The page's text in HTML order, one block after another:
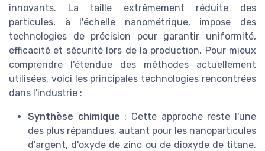
innovants. La taille extrêmement réduite des
particules, à l'échelle nanométrique, impose des
technologies de précision pour garantir uniformité,
efficacité et sécurité lors de la production. Pour mieux
comprendre l'étendue des méthodes actuellement
utilisées, voici les principales technologies rencontrées
dans l'industrie :
Synthèse chimique : Cette approche reste l'une
des plus répandues, autant pour les nanoparticules
d'argent, d'oxyde de zinc ou de dioxyde de titane.